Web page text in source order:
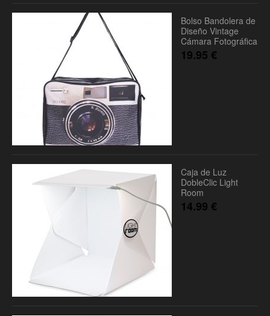
Bolso Bandolera de
Diseño Vintage
Cámara Fotográfica
19.95 €
Caja de Luz
DobleClic Light
Room
14.99 €